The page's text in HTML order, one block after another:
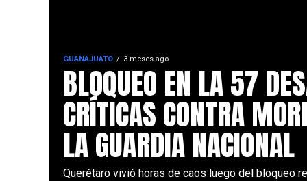
GUANAJUATO 3 meses ago
BLOQUEO EN LA 57
CRÍTICAS CONTRA
LA GUARDIA NACIONAL
Querétaro vivió horas de caos luego del bloqueo